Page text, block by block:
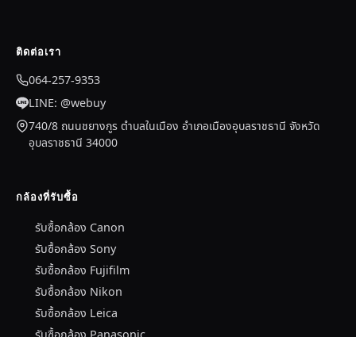
ติดต่อเรา
064-257-9353
LINE: @webuy
740/8 ถนนชยางกูร ตำบลในเมือง อำเภอเมืองอุบลราชธานี จังหวัด
อุบลราชธานี 34000
กล้องที่รับซื้อ
รับซื้อกล้อง Canon
รับซื้อกล้อง Sony
รับซื้อกล้อง Fujifilm
รับซื้อกล้อง Nikon
รับซื้อกล้อง Leica